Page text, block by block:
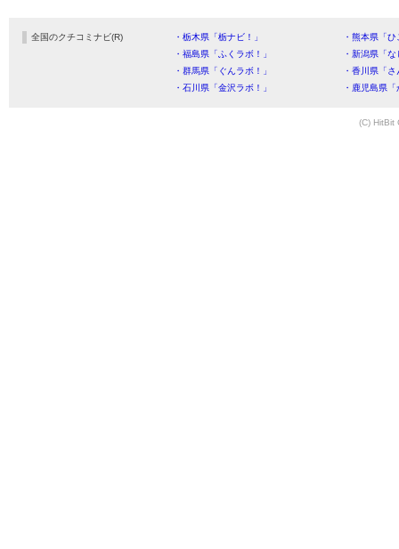
全国のクチコミナビ(R) ・栃木県「栃ナビ！」
・熊本県「
・福島県「ふくラボ！」
・新潟県「
・群馬県「ぐんラボ！」
・香川県「
・石川県「金沢ラボ！」
・鹿児島県
(C) HitBit